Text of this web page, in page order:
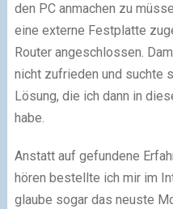
den PC anmachen zu
eine externe Festplatte
Router angeschlossen.
nicht zufrieden und suchte
Lösung, die ich dann in
habe.
Anstatt auf gefundene
hören bestellte ich mir im
glaube sogar das neuste